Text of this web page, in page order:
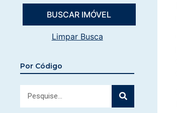
Limpar Busca
Por Código